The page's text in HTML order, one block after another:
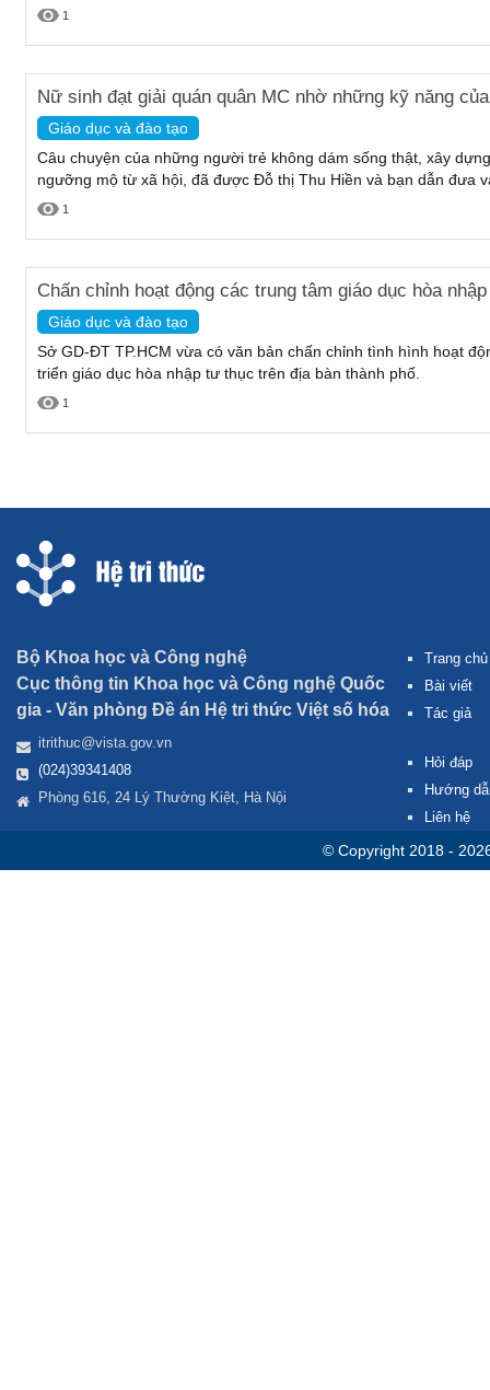
1
Nữ sinh đạt giải quán quân MC nhờ những kỹ năng
Giáo dục và đào tạo
Câu chuyện của những người trẻ không dám sống thật, xây
ngưỡng mộ từ xã hội, đã được Đỗ thị Thu Hiền và bạn dẫn đưa
1
Chấn chỉnh hoạt động các trung tâm giáo dục hòa
Giáo dục và đào tạo
Sở GD-ĐT TP.HCM vừa có văn bản chấn chỉnh tình hình hoạt
triển giáo dục hòa nhập tư thục trên địa bàn thành phố.
1
Bộ Khoa học và Công nghệ
Cục thông tin Khoa học và Công nghệ Quốc
gia - Văn phòng Đề án Hệ tri thức Việt số hóa
itrithuc@vista.gov.vn
(024)39341408
Phòng 616, 24 Lý Thường Kiệt, Hà Nội
Trang chủ
Bài viết
Tác giả
Hỏi đáp
Hướng
Liên hệ
© Copyright 2018 -